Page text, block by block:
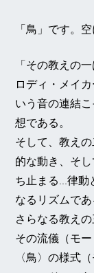
「鳥」です。
「その教えの
ロディ・メイ
いう音の連結
想である。
そして、教え
的な動き、そ
ち止まる…律動
なるリズムであ
さらなる教え
その流儀（モ
〈鳥〉の様式